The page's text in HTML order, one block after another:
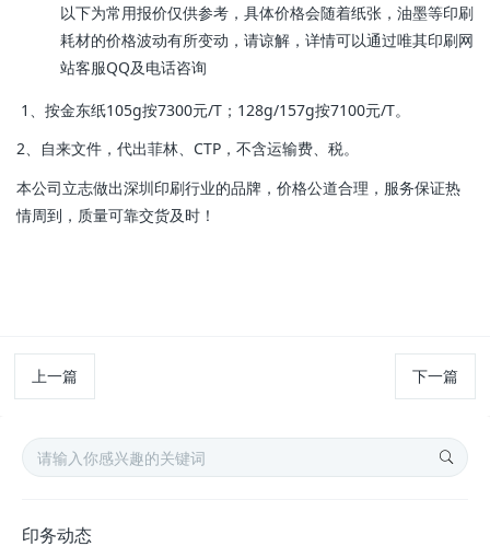
以下为常用报价仅供参考，具体价格会随着纸张，油墨等印刷
耗材的价格波动有所变动，请谅解，详情可以通过唯其印刷网
站客服QQ及电话咨询
1、按金东纸105g按7300元/T；128g/157g按7100元/T。
2、自来文件，代出菲林、CTP，不含运输费、税。
本公司立志做出深圳印刷行业的品牌，价格公道合理，服务保证热
情周到，质量可靠交货及时！
上一篇 下一篇
印务动态